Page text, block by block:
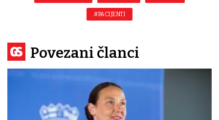
#PACIJENTI
Povezani članci